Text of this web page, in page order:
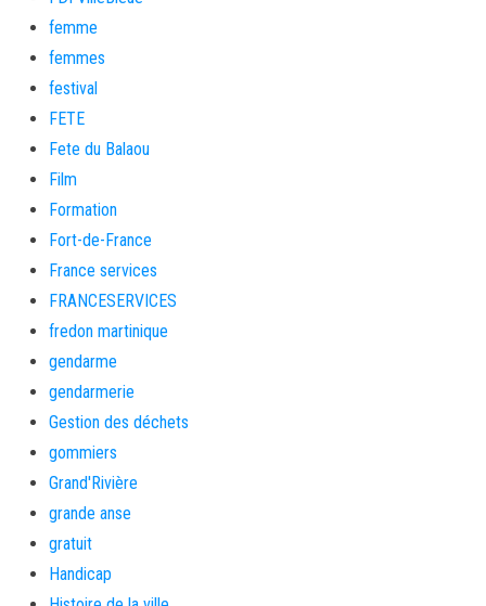
femme
femmes
festival
FETE
Fete du Balaou
Film
Formation
Fort-de-France
France services
FRANCESERVICES
fredon martinique
gendarme
gendarmerie
Gestion des déchets
gommiers
Grand'Rivière
grande anse
gratuit
Handicap